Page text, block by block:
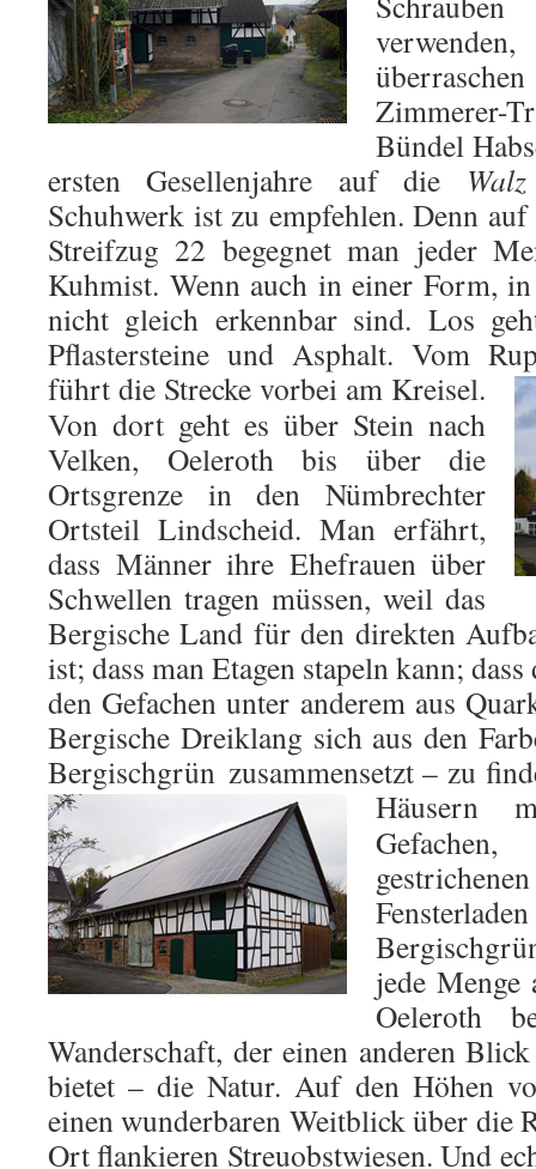
Zimmerer-
Bündel
ersten Gesellenjahre auf die Walz
Schuhwerk ist zu empfehlen. Denn
Streifzug 22 begegnet man jeder
Kuhmist. Wenn auch in einer Form,
nicht gleich erkennbar sind. Los
Pflastersteine und Asphalt. Vom
führt die Strecke vorbei am Kreisel.
Von dort geht es über Stein nach
Velken, Oeleroth bis über die
Ortsgrenze in den Nümbrechter
Ortsteil Lindscheid. Man erfährt,
dass Männer ihre Ehefrauen über
Schwellen tragen müssen, weil das
Bergische Land für den direkten
ist; dass man Etagen stapeln kann;
den Gefachen unter anderem aus
Bergische Dreiklang sich aus den
Bergischgrün zusammensetzt – zu
jede Menge
Oeleroth
Wanderschaft, der einen anderen
bietet – die Natur. Auf den Höhen
einen wunderbaren Weitblick über die
Ort flankieren Streuobstwiesen. Und